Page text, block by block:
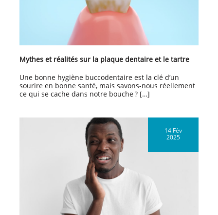
Mythes et réalités sur la plaque dentaire et le tartre
Une bonne hygiène buccodentaire est la clé d’un
sourire en bonne santé, mais savons-nous réellement
ce qui se cache dans notre bouche ? […]
14 Fév
2025